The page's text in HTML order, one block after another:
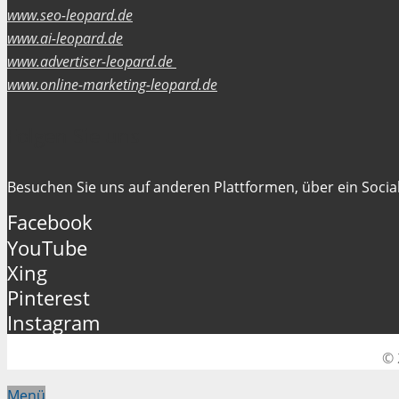
www.seo-leopard.de
www.ai-leopard.de
www.advertiser-leopard.de
www.online-marketing-leopard.de
Besuchen Sie uns auf anderen Plattformen, über ein
Facebook
YouTube
Xing
Pinterest
Instagram
©